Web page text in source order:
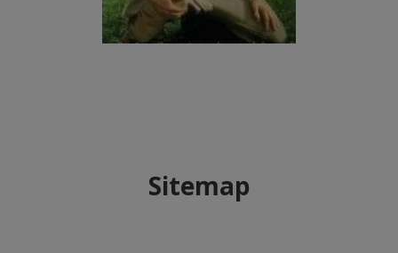
Sitemap